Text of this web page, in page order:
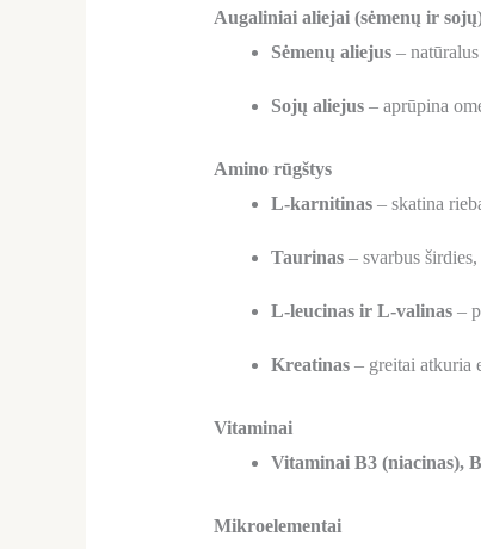
Augaliniai aliejai (sėmenų ir
Sėmenų aliejus–
Sojų aliejus– aprūpina
Amino rūgštys
L-karnitinas– skatina
Taurinas– svarbus
L-leucinas ir L-valinas–
Kreatinas– greitai atkuria
Vitaminai
Vitaminai B3 (niacinas),
Mikroelementai